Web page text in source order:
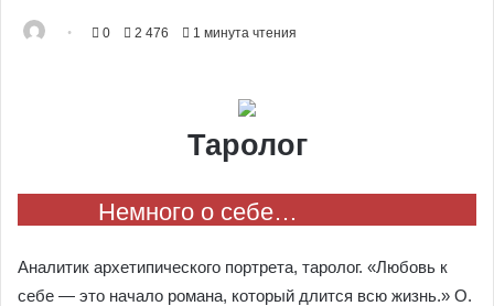
0 2 476 1 минута чтения
Таролог
Немного о себе…
Аналитик архетипического портрета, таролог. «Любовь к
себе — это начало романа, который длится всю жизнь.» О.